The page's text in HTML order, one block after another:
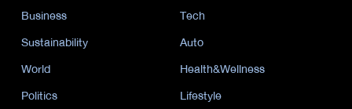
Business
Tech
Sustainability
Auto
World
Health&Wellness
Politics
Lifestyle